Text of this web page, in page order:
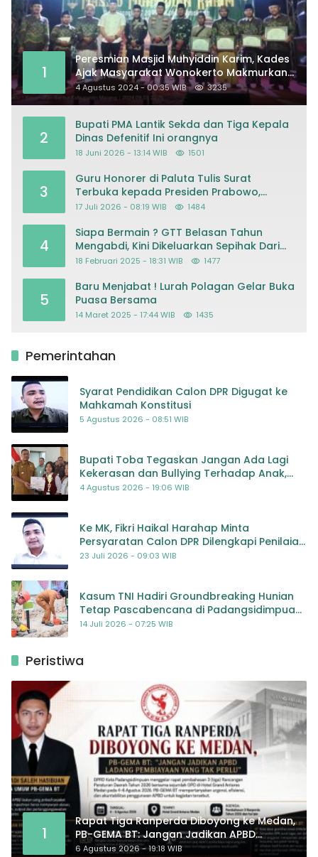
1
Peresmian Masjid Muhyiddin Karim, Kades
Ajak Masyarakat Wonokerto Makmurkan
Masjid
4 Agustus 2024 - 00:35 WIB 3235
2
Bupati PMA Lantik Sekda dan Tiga Kepala
Dinas Defenitif Ini orangnya
18 Juni 2026 - 13:14 WIB 1501
3
Guru Honorer di Paluta Tulis Surat
Terbuka kepada Presiden Prabowo,
Mohon Keadilan atas Dugaan
17 Juli 2026 - 08:19 WIB 1484
4
Siapa Bermain ? GTT Belasan Tahun
Mengabdi, Kini Dikeluarkan Sepihak Dari
Dapodik
18 Februari 2025 - 18:31 WIB 1477
5
Baru Menjabat ! Lurah Polagan Gelar Buka
Puasa Bersama
14 Maret 2025 - 17:44 WIB 1435
Pemerintahan
Syarat Pendidikan Calon DPR Digugat ke
Mahkamah Konstitusi
5 Agustus 2026 - 08:51 WIB
Bupati Toba Tegaskan Jangan Ada Lagi
Kekerasan dan Bullying Terhadap Anak,
Dorong Kolaborasi Seluruh Pihak
4 Agustus 2026 - 19:06 WIB
Ke MK, Fikri Haikal Harahap Minta
Persyaratan Calon DPR Dilengkapi Penilaian
Kompetensi
23 Juli 2026 - 09:03 WIB
Kasum TNI Hadiri Groundbreaking Hunian
Tetap Pascabencana di Padangsidimpuan,
Harapan Baru bagi Penyintas
14 Juli 2026 - 07:25 WIB
Peristiwa
1
Rapat Tiga Ranperda Diboyong ke Medan,
PB-GEMA BT: Jangan Jadikan APBD
Ladang Pembiayaan yang Tak Perlu
6 Agustus 2026 - 19:18 WIB